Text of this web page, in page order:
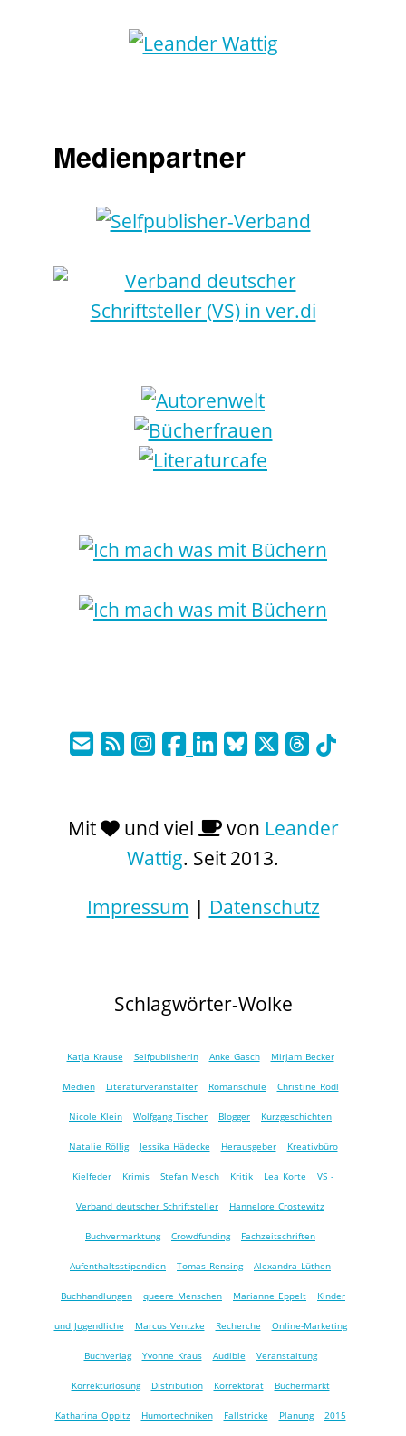
Medienpartner
Mit und viel von Leander
Wattig. Seit 2013.
Impressum | Datenschutz
Schlagwörter-Wolke
Katja Krause Selfpublisherin Anke Gasch Mirjam Becker
Medien Literaturveranstalter Romanschule Christine Rödl
Nicole Klein Wolfgang Tischer Blogger Kurzgeschichten
Natalie Röllig Jessika Hädecke Herausgeber Kreativbüro
Kielfeder Krimis Stefan Mesch Kritik Lea Korte VS -
Verband deutscher Schriftsteller Hannelore Crostewitz
Buchvermarktung Crowdfunding Fachzeitschriften
Aufenthaltsstipendien Tomas Rensing Alexandra Lüthen
Buchhandlungen queere Menschen Marianne Eppelt Kinder
und Jugendliche Marcus Ventzke Recherche Online-Marketing
Buchverlag Yvonne Kraus Audible Veranstaltung
Korrekturlösung Distribution Korrektorat Büchermarkt
Katharina Oppitz Humortechniken Fallstricke Planung 2015